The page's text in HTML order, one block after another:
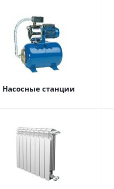
Насосные станции